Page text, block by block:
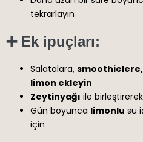
tekrarlayın
➕ Ek ipuçları:
Salatalara, smoothielere,
limon ekleyin
Zeytinyağı ile
Gün boyunca limonlu su
için